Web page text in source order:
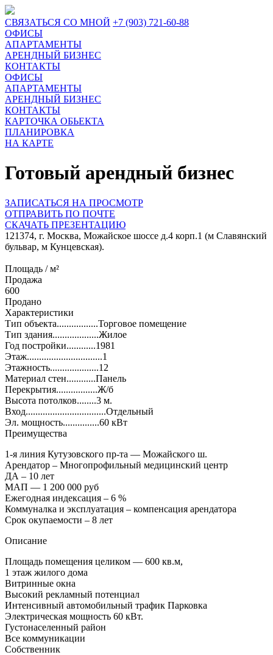
СВЯЗАТЬСЯ СО МНОЙ +7 (903) 721-60-88
ОФИСЫ
АПАРТАМЕНТЫ
АРЕНДНЫЙ БИЗНЕС
КОНТАКТЫ
ОФИСЫ
АПАРТАМЕНТЫ
АРЕНДНЫЙ БИЗНЕС
КОНТАКТЫ
КАРТОЧКА ОБЬЕКТА
ПЛАНИРОВКА
НА КАРТЕ
Готовый арендный бизнес
ЗАПИСАТЬСЯ НА ПРОСМОТР
ОТПРАВИТЬ ПО ПОЧТЕ
СКАЧАТЬ ПРЕЗЕНТАЦИЮ
121374, г. Москва, Можайское шоссе д.4 корп.1 (м Славянский
бульвар, м Кунцевская).
Площадь / м²
Продажа
600
Продано
Характеристики
Тип объекта.................Торговое помещение
Тип здания...................Жилое
Год постройки............1981
Этаж...............................1
Этажность....................12
Материал стен............Панель
Перекрытия.................Ж/б
Высота потолков........3 м.
Вход.................................Отдельный
Эл. мощность...............60 кВт
Преимущества
1-я линия Кутузовского пр-та — Можайского ш.
Арендатор – Многопрофильный медицинский центр
ДА – 10 лет
МАП — 1 200 000 руб
Ежегодная индексация – 6 %
Коммуналка и эксплуатация – компенсация арендатора
Срок окупаемости – 8 лет
Описание
Площадь помещения целиком — 600 кв.м,
1 этаж жилого дома
Витринные окна
Высокий рекламный потенциал
Интенсивный автомобильный трафик Парковка
Электрическая мощность 60 кВт.
Густонаселенный район
Все коммуникации
Собственник